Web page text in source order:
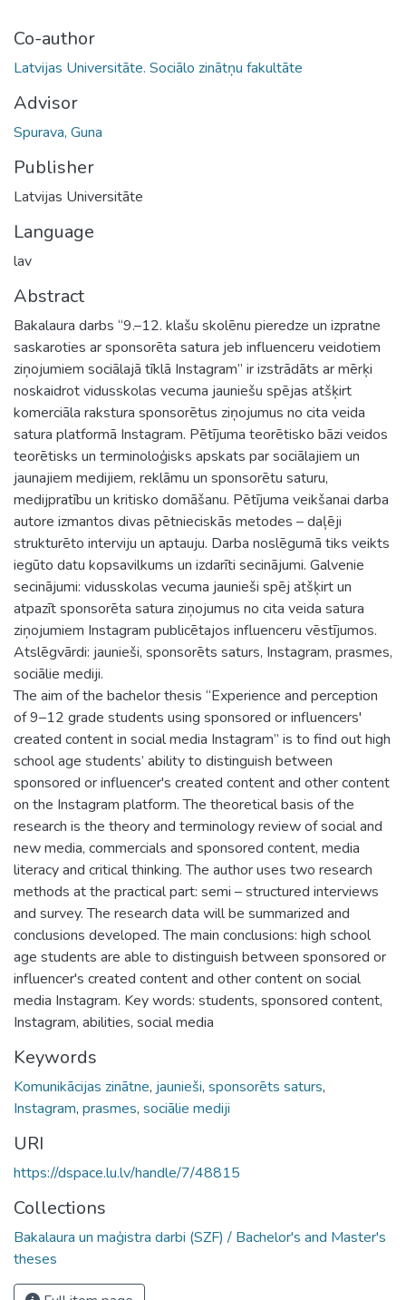
Co-author
Latvijas Universitāte. Sociālo zinātņu fakultāte
Advisor
Spurava, Guna
Publisher
Latvijas Universitāte
Language
lav
Abstract
Bakalaura darbs “9.–12. klašu skolēnu pieredze un izpratne
saskaroties ar sponsorēta satura jeb influenceru veidotiem
ziņojumiem sociālajā tīklā Instagram” ir izstrādāts ar mērķi
noskaidrot vidusskolas vecuma jauniešu spējas atšķirt
komerciāla rakstura sponsorētus ziņojumus no cita veida
satura platformā Instagram. Pētījuma teorētisko bāzi veidos
teorētisks un terminoloģisks apskats par sociālajiem un
jaunajiem medijiem, reklāmu un sponsorētu saturu,
medijpratību un kritisko domāšanu. Pētījuma veikšanai darba
autore izmantos divas pētnieciskās metodes – daļēji
strukturēto interviju un aptauju. Darba noslēgumā tiks veikts
iegūto datu kopsavilkums un izdarīti secinājumi. Galvenie
secinājumi: vidusskolas vecuma jaunieši spēj atšķirt un
atpazīt sponsorēta satura ziņojumus no cita veida satura
ziņojumiem Instagram publicētajos influenceru vēstījumos.
Atslēgvārdi: jaunieši, sponsorēts saturs, Instagram, prasmes,
sociālie mediji.
The aim of the bachelor thesis “Experience and perception
of 9–12 grade students using sponsored or influencers'
created content in social media Instagram” is to find out high
school age students’ ability to distinguish between
sponsored or influencer's created content and other content
on the Instagram platform. The theoretical basis of the
research is the theory and terminology review of social and
new media, commercials and sponsored content, media
literacy and critical thinking. The author uses two research
methods at the practical part: semi – structured interviews
and survey. The research data will be summarized and
conclusions developed. The main conclusions: high school
age students are able to distinguish between sponsored or
influencer's created content and other content on social
media Instagram. Key words: students, sponsored content,
Instagram, abilities, social media
Keywords
Komunikācijas zinātne, jaunieši, sponsorēts saturs,
Instagram, prasmes, sociālie mediji
URI
https://dspace.lu.lv/handle/7/48815
Collections
Bakalaura un maģistra darbi (SZF) / Bachelor's and Master's
theses